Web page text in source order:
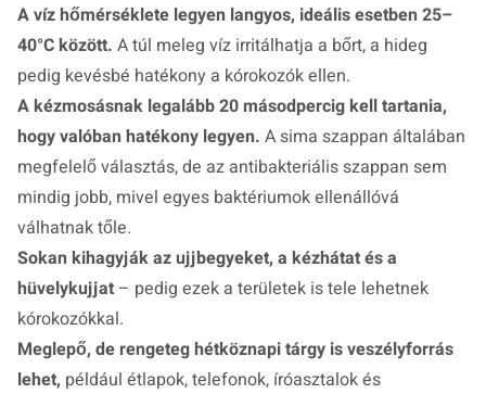
A víz hőmérséklete legyen langyos, ideális esetben 25–
40°C között. A túl meleg víz irritálhatja a bőrt, a hideg
pedig kevésbé hatékony a kórokozók ellen.
A kézmosásnak legalább 20 másodpercig kell tartania,
hogy valóban hatékony legyen. A sima szappan általában
megfelelő választás, de az antibakteriális szappan sem
mindig jobb, mivel egyes baktériumok ellenállóvá
válhatnak tőle.
Sokan kihagyják az ujjbegyeket, a kézhátat és a
hüvelykujjat – pedig ezek a területek is tele lehetnek
kórokozókkal.
Meglepő, de rengeteg hétköznapi tárgy is veszélyforrás
lehet, például étlapok, telefonok, íróasztalok és